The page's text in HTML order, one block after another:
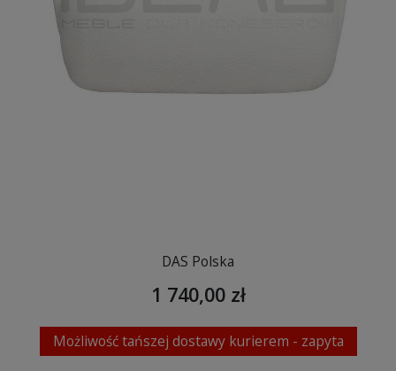
DAS Polska
1 740,00 zł
Możliwość tańszej dostawy kurierem - zapyta